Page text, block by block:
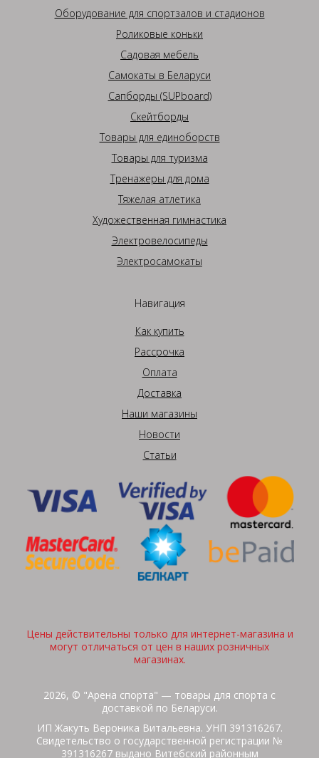
Оборудование для спортзалов и стадионов
Роликовые коньки
Садовая мебель
Самокаты в Беларуси
Сапборды (SUPboard)
Скейтборды
Товары для единоборств
Товары для туризма
Тренажеры для дома
Тяжелая атлетика
Художественная гимнастика
Электровелосипеды
Электросамокаты
Навигация
Как купить
Рассрочка
Оплата
Доставка
Наши магазины
Новости
Статьи
Цены действительны только для интернет-магазина и
могут отличаться от цен в наших розничных
магазинах.
2026, © "Арена спорта" — товары для спорта с
доставкой по Беларуси.
ИП Жакуть Вероника Витальевна. УНП 391316267.
Свидетельство о государственной регистрации №
391316267 выдано Витебский районным